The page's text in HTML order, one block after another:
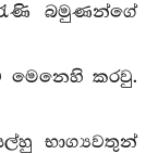
බමුණන්ගේ
කරවු.
භාග්‍යවතුන්